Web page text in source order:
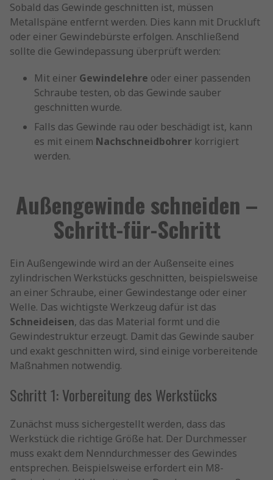
Sobald das Gewinde geschnitten ist, müssen
Metallspäne entfernt werden. Dies kann mit Druckluft
oder einer Gewindebürste erfolgen. Anschließend
sollte die Gewindepassung überprüft werden:
Mit einer Gewindelehre oder einer passenden
Schraube testen, ob das Gewinde sauber
geschnitten wurde.
Falls das Gewinde rau oder beschädigt ist, kann
es mit einem Nachschneidbohrer korrigiert
werden.
Außengewinde schneiden –
Schritt-für-Schritt
Ein Außengewinde wird an der Außenseite eines
zylindrischen Werkstücks geschnitten, beispielsweise
an einer Schraube, einer Gewindestange oder einer
Welle. Das wichtigste Werkzeug dafür ist das
Schneideisen, das das Material formt und die
Gewindestruktur erzeugt. Damit das Gewinde sauber
und exakt geschnitten wird, sind einige vorbereitende
Maßnahmen notwendig.
Schritt 1: Vorbereitung des Werkstücks
Zunächst muss sichergestellt werden, dass das
Werkstück die richtige Größe hat. Der Durchmesser
muss exakt dem Nenndurchmesser des Gewindes
entsprechen. Beispielsweise erfordert ein M8-